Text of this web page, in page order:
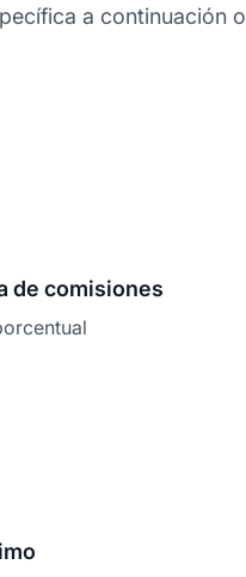
a continuación o
de comisiones